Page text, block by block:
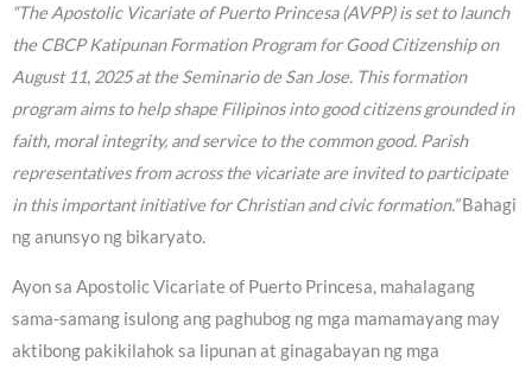
“The Apostolic Vicariate of Puerto Princesa (AVPP) is set to launch
the CBCP Katipunan Formation Program for Good Citizenship on
August 11, 2025 at the Seminario de San Jose. This formation
program aims to help shape Filipinos into good citizens grounded in
faith, moral integrity, and service to the common good. Parish
representatives from across the vicariate are invited to participate
in this important initiative for Christian and civic formation.”Bahagi
ng anunsyo ng bikaryato.
Ayon sa Apostolic Vicariate of Puerto Princesa, mahalagang
sama-samang isulong ang paghubog ng mga mamamayang may
aktibong pakikilahok sa lipunan at ginagabayan ng mga